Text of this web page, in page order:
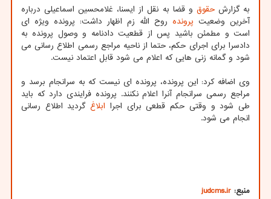
به گزارشحقوق و قضا به نقل از ایسنا، غلامحسین اسماعیلی درباره
آخرین وضعیت پرونده روح الله زم اظهار داشت: پرونده ویژه ای
است و مطمئن باشید پس از قطعیت دادنامه و وصول پرونده به
دادسرا برای اجرای حکم، حتما از ناحیه مراجع رسمی اطلاع رسانی می
شود و گمانه زنی هایی که اعلام می شود قابل اعتماد نیست.
وی اضافه کرد: این پرونده، پرونده ای نیست که به سرانجام برسد و
مراجع رسمی سرانجام آنرا اعلام نکنند. پرونده فرایندی دارد که باید
طی شود و وقتی حکم قطعی برای اجرا ابلاغگردید اطلاع رسانی
انجام می شود.
منبع: judcms.ir